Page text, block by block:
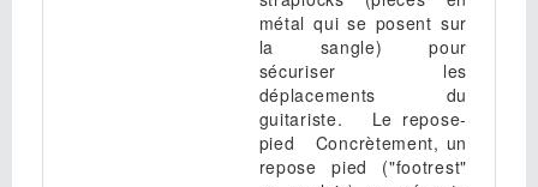
métal qui se posent sur
la sangle) pour
sécuriser les
déplacements du
guitariste. Le repose-
pied Concrètement, un
repose pied ("footrest"